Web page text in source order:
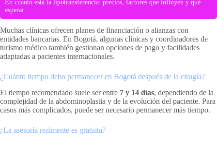
En cuanto esta la lipotransferencia: precios, factores que influyen y qué
esperar
Muchas clínicas ofrecen planes de financiación o alianzas con
entidades bancarias. En Bogotá, algunas clínicas y coordinadores de
turismo médico también gestionan opciones de pago y facilidades
adaptadas a pacientes internacionales.
¿Cuánto tiempo debo permanecer en Bogotá después de la cirugía?
El tiempo recomendado suele ser entre 7 y 14 días, dependiendo de la
complejidad de la abdominoplastia y de la evolución del paciente. Para
casos más complicados, puede ser necesario permanecer más tiempo.
¿La asesoría realmente es gratuita?